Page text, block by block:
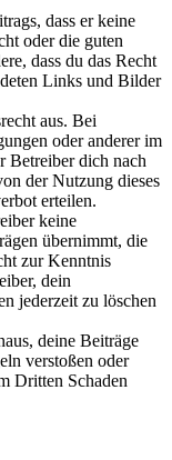
dass er keine
oder die guten
dass du das Recht
Links und Bilder
aus. Bei
oder anderer im
Betreiber dich nach
der Nutzung dieses
erteilen.
keine
übernimmt, die
zur Kenntnis
dein
jederzeit zu löschen
deine Beiträge
verstoßen oder
Dritten Schaden